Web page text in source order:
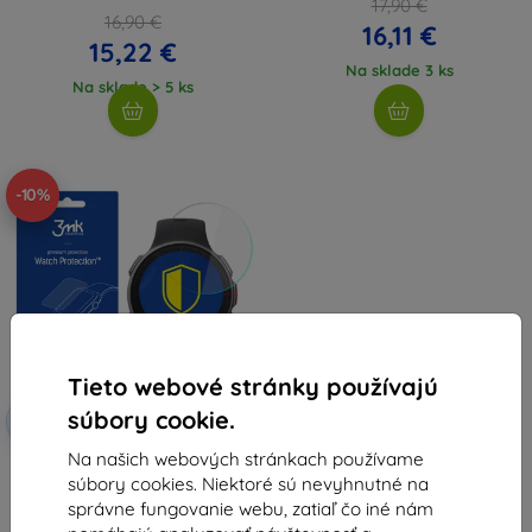
Tieto webové stránky používajú
súbory cookie.
Na našich webových stránkach používame
súbory cookies. Niektoré sú nevyhnutné na
správne fungovanie webu, zatiaľ čo iné nám
16,90 €
15,22 €
Na sklade > 5 ks
17,90 €
16,11 €
Na sklade 3 ks
-10%
Zľava s
kupónom
EXTRA10
3MK Polar Vantage V - 3mk
ochranné sklo FG na hodinky
8,91 €